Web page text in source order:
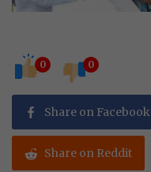
0 0
Share on Facebook
Share on Reddit